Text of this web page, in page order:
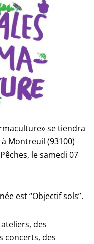
se tiendra
Montreuil (93100)
le samedi 07
est “Objectif sols”.
des
concerts, des